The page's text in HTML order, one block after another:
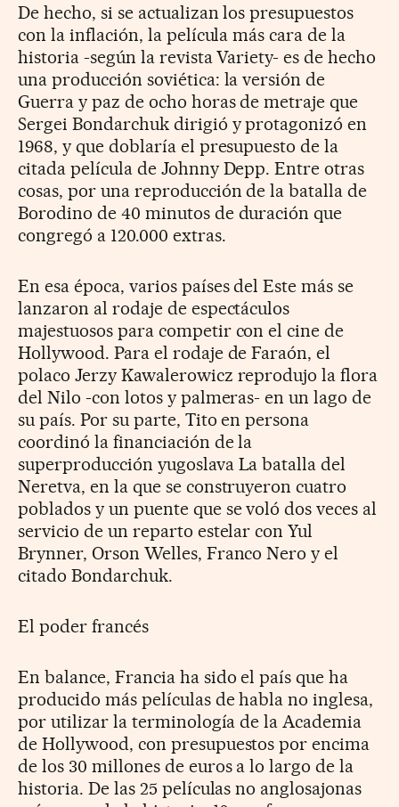
De hecho, si se actualizan los presupuestos
con la inflación, la película más cara de la
historia -según la revista Variety- es de hecho
una producción soviética: la versión de
Guerra y paz de ocho horas de metraje que
Sergei Bondarchuk dirigió y protagonizó en
1968, y que doblaría el presupuesto de la
citada película de Johnny Depp. Entre otras
cosas, por una reproducción de la batalla de
Borodino de 40 minutos de duración que
congregó a 120.000 extras.
En esa época, varios países del Este más se
lanzaron al rodaje de espectáculos
majestuosos para competir con el cine de
Hollywood. Para el rodaje de Faraón, el
polaco Jerzy Kawalerowicz reprodujo la flora
del Nilo -con lotos y palmeras- en un lago de
su país. Por su parte, Tito en persona
coordinó la financiación de la
superproducción yugoslava La batalla del
Neretva, en la que se construyeron cuatro
poblados y un puente que se voló dos veces al
servicio de un reparto estelar con Yul
Brynner, Orson Welles, Franco Nero y el
citado Bondarchuk.
El poder francés
En balance, Francia ha sido el país que ha
producido más películas de habla no inglesa,
por utilizar la terminología de la Academia
de Hollywood, con presupuestos por encima
de los 30 millones de euros a lo largo de la
historia. De las 25 películas no anglosajonas